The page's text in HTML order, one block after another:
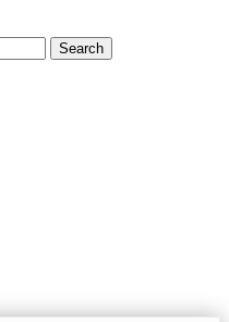
Search